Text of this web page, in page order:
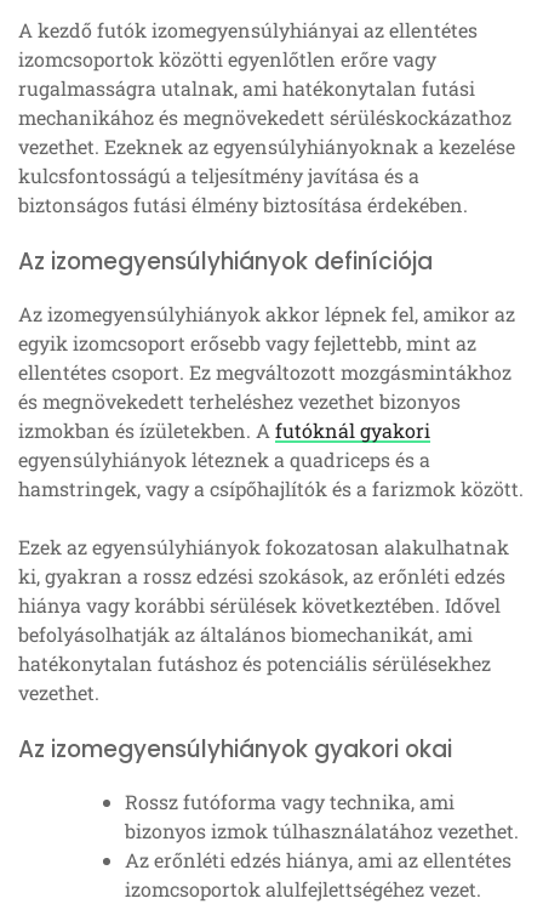
A kezdő futók izomegyensúlyhiányai az ellentétes
izomcsoportok közötti egyenlőtlen erőre vagy
rugalmasságra utalnak, ami hatékonytalan futási
mechanikához és megnövekedett sérüléskockázathoz
vezethet. Ezeknek az egyensúlyhiányoknak a kezelése
kulcsfontosságú a teljesítmény javítása és a
biztonságos futási élmény biztosítása érdekében.
Az izomegyensúlyhiányok definíciója
Az izomegyensúlyhiányok akkor lépnek fel, amikor az
egyik izomcsoport erősebb vagy fejlettebb, mint az
ellentétes csoport. Ez megváltozott mozgásmintákhoz
és megnövekedett terheléshez vezethet bizonyos
izmokban és ízületekben. Afutóknál gyakori
egyensúlyhiányok léteznek a quadriceps és a
hamstringek, vagy a csípőhajlítók és a farizmok között.
Ezek az egyensúlyhiányok fokozatosan alakulhatnak
ki, gyakran a rossz edzési szokások, az erőnléti edzés
hiánya vagy korábbi sérülések következtében. Idővel
befolyásolhatják az általános biomechanikát, ami
hatékonytalan futáshoz és potenciális sérülésekhez
vezethet.
Az izomegyensúlyhiányok gyakori okai
Rossz futóforma vagy technika, ami
bizonyos izmok túlhasználatához vezethet.
Az erőnléti edzés hiánya, ami az ellentétes
izomcsoportok alulfejlettségéhez vezet.